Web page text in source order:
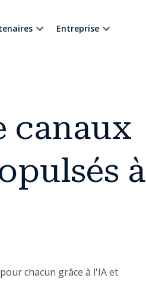
Entreprise
canaux
à
chacun grâce à l'IA et